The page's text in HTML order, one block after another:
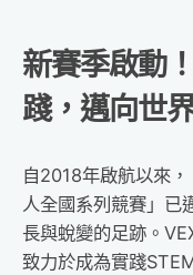
新賽季啟動
踐，邁向世
自2018年啟航以來
人全國系列競賽」已
長與蛻變的足跡。
致力於成為實踐